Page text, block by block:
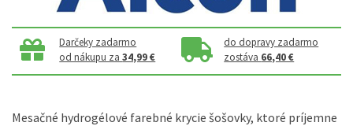
Darčeky zadarmo
od nákupu za34,99 €
do dopravy zadarmo
zostáva 66,40 €
Mesačné hydrogélové farebné krycie šošovky, ktoré príjemne